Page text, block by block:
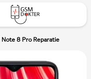
Note 8 Pro Reparatie